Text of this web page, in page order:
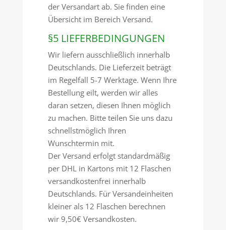
der Versandart ab. Sie finden eine
Übersicht im Bereich Versand.
§5 LIEFERBEDINGUNGEN
Wir liefern ausschließlich innerhalb
Deutschlands. Die Lieferzeit beträgt
im Regelfall 5-7 Werktage. Wenn Ihre
Bestellung eilt, werden wir alles
daran setzen, diesen Ihnen möglich
zu machen. Bitte teilen Sie uns dazu
schnellstmöglich Ihren
Wunschtermin mit.
Der Versand erfolgt standardmäßig
per DHL in Kartons mit 12 Flaschen
versandkostenfrei innerhalb
Deutschlands. Für Versandeinheiten
kleiner als 12 Flaschen berechnen
wir 9,50€ Versandkosten.